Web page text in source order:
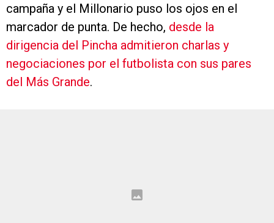
campaña y el Millonario puso los ojos en el
marcador de punta. De hecho, desde la
dirigencia del Pincha admitieron charlas y
negociaciones por el futbolista con sus pares
del Más Grande.